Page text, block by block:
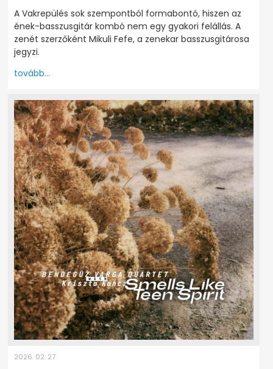
A Vakrepülés sok szempontból formabontó, hiszen az
ének-basszusgitár kombó nem egy gyakori felállás. A
zenét szerzőként Mikuli Fefe, a zenekar basszusgitárosa
jegyzi.
tovább...
2026. 02. 27